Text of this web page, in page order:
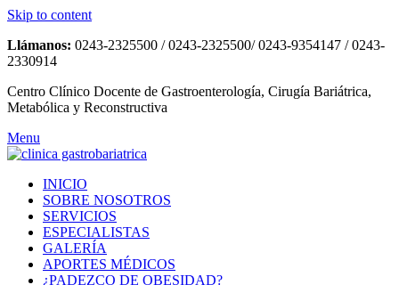
Skip to content
Llámanos: 0243-2325500 / 0243-2325500/ 0243-9354147 / 0243-
2330914
Centro Clínico Docente de Gastroenterología, Cirugía Bariátrica,
Metabólica y Reconstructiva
Menu
INICIO
SOBRE NOSOTROS
SERVICIOS
ESPECIALISTAS
GALERÍA
APORTES MÉDICOS
¿PADEZCO DE OBESIDAD?